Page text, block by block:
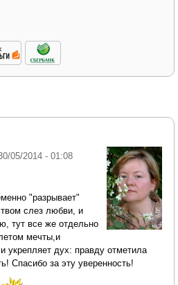
05/2014 - 01:08
"разрывает"
слез любви, и
тут все же отдельно
мечты,и
укрепляет дух: правду отметила
Спасибо за эту уверенность!